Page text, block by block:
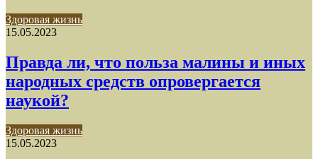
Здоровая жизнь
15.05.2023
Правда ли, что польза малины и иных
народных средств опровергается
наукой?
Здоровая жизнь
15.05.2023